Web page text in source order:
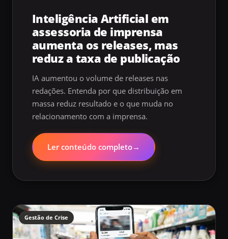
Inteligência Artificial em
assessoria de imprensa
aumenta os releases, mas
reduz a taxa de publicação
IA aumentou o volume de releases nas
redações. Entenda por que distribuição em
massa reduz resultado e o que muda no
relacionamento com a imprensa.
Ler conteúdo completo→
Gestão de Crise